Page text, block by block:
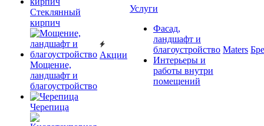
Cтеклянный
кирпич
Мощение,
ландшафт и
благоустройство
Черепица
Акции
Услуги
Фасад,
ландшафт и
благоустройство
Интерьеры и
работы внутри
помещений
Maters